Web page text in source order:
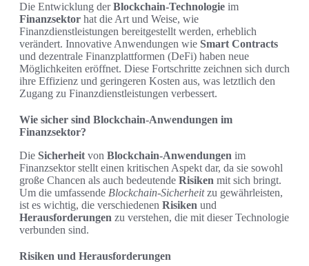
Die Entwicklung derBlockchain-Technologie im
Finanzsektor hat die Art und Weise, wie
Finanzdienstleistungen bereitgestellt werden, erheblich
verändert. Innovative Anwendungen wie Smart Contracts
und dezentrale Finanzplattformen (DeFi) haben neue
Möglichkeiten eröffnet. Diese Fortschritte zeichnen sich durch
ihre Effizienz und geringeren Kosten aus, was letztlich den
Zugang zu Finanzdienstleistungen verbessert.
Wie sicher sind Blockchain-Anwendungen im
Finanzsektor?
Die Sicherheit von Blockchain-Anwendungen im
Finanzsektor stellt einen kritischen Aspekt dar, da sie sowohl
große Chancen als auch bedeutende Risiken mit sich bringt.
Um die umfassende Blockchain-Sicherheitzu gewährleisten,
ist es wichtig, die verschiedenen Risiken und
Herausforderungen zu verstehen, die mit dieser Technologie
verbunden sind.
Risiken und Herausforderungen